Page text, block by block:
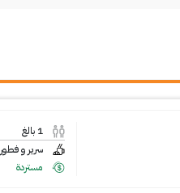
1 بالغ
سرير و فطور
مستردة